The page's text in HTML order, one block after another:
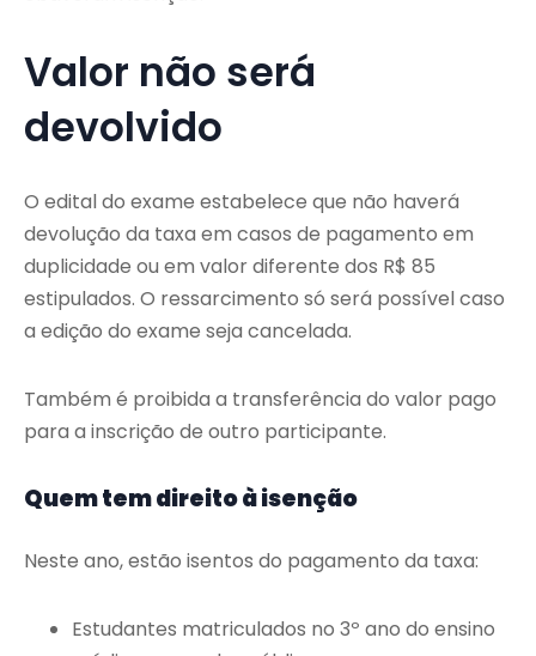
Valor não será
devolvido
O edital do exame estabelece que não haverá
devolução da taxa em casos de pagamento em
duplicidade ou em valor diferente dos R$ 85
estipulados. O ressarcimento só será possível caso
a edição do exame seja cancelada.
Também é proibida a transferência do valor pago
para a inscrição de outro participante.
Quem tem direito à isenção
Neste ano, estão isentos do pagamento da taxa:
Estudantes matriculados no 3º ano do ensino